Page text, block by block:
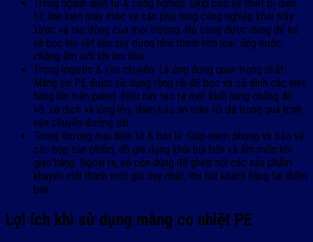
Trong ngành điện tử & công nghiệp: Giúp bảo vệ thiết bị điện
tử, linh kiện máy móc và các phụ tùng công nghiệp khỏi trầy
xước và tác động của môi trường. Nó cũng được dùng để bó
và bọc kín vật liệu xây dựng như thanh kim loại, ống nước,
chống ẩm ướt khi lưu kho.
Trong logistic & vận chuyển: Là ứng dụng quan trọng nhất:
Màng co PE được sử dụng rộng rãi để bọc và cố định các kiện
hàng lớn trên pallet. Điều này tạo ra một khối hàng chống đổ
vỡ, xê dịch và lỏng lẻo, đảm bảo an toàn tối đa trong quá trình
vận chuyển đường dài.
Trong thương mại điện tử & bán lẻ: Giúp niêm phong và bảo vệ
các hộp sản phẩm, đồ gia dụng khỏi bụi bẩn và ẩm mốc khi
giao hàng. Ngoài ra, nó còn dùng để ghép nối các sản phẩm
khuyến mãi thành một gói duy nhất, thu hút khách hàng tại điểm
bán.
Lợi ích khi sử dụng màng co nhiệt PE